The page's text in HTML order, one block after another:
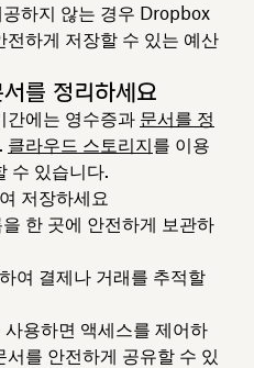
하지 않는 경우 Dropbox
하게 저장할 수 있는 예산
를 정리하세요
간에는 영수증과 문서를 정
클라우드 스토리지를 이용
수 있습니다.
저장하세요
한 곳에 안전하게 보관하
여 결제나 거래를 추적할
사용하면 액세스를 제어하
를 안전하게 공유할 수 있